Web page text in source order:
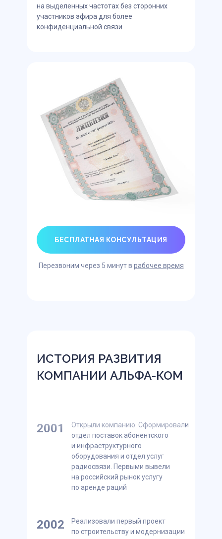
на выделенных частотах без сторонних
участников эфира для более
конфиденциальной связи
Перезвоним через 5 минут в рабочее время
БЕСПЛАТНАЯ КОНСУЛЬТАЦИЯ
2001
Открыли компанию. Сформировали
отдел поставок абонентского
и инфраструктурного
оборудования и отдел услуг
радиосвязи. Первыми вывели
на российский рынок услугу
по аренде раций
2002
Реализовали первый проект
по строительству и модернизации
ИСТОРИЯ РАЗВИТИЯ
КОМПАНИИ АЛЬФА-КОМ